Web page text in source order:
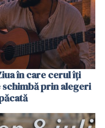
în care cerul îți
schimbă prin alegeri